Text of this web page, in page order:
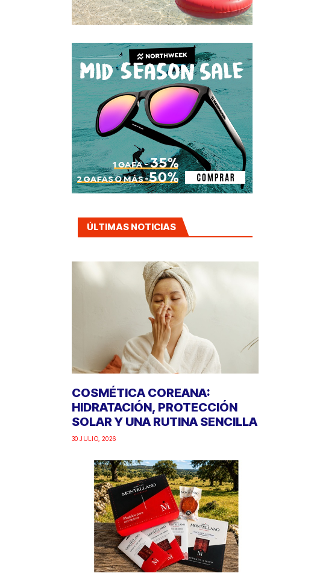
ÚLTIMAS NOTICIAS
COSMÉTICA COREANA:
HIDRATACIÓN, PROTECCIÓN
SOLAR Y UNA RUTINA SENCILLA
30 JULIO, 2026